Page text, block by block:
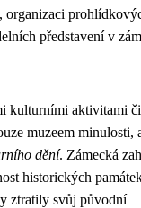
organizaci
představení v
kulturními aktivitami
muzeem minulosti,
dění. Zámecká
historických
ztratily svůj původní